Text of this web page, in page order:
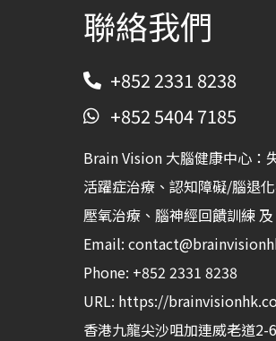
聯絡我們
+852 2331 8238
+852 5404 7185
Brain Vision 大腦健康中心：
活躍症治療、認知障礙/腦退
壓氧治療、腦神經回饋訓練 及
Email:
Phone: +852 2331 8238
URL: https://
香港九龍尖沙咀加連威老道2-